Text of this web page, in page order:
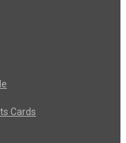
Cards